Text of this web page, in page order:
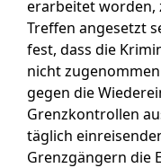
erarbeitet worden,
Treffen angesetzt
fest, dass die
nicht
gegen die
Grenzkontrollen
täglich
Grenzgängern die